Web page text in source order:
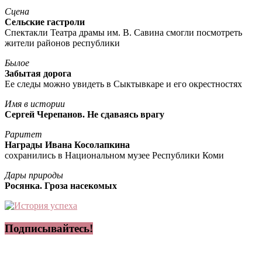
Сцена
Сельские гастроли
Спектакли Театра драмы им. В. Савина смогли посмотреть
жители районов республики
Былое
Забытая дорога
Ее следы можно увидеть в Сыктывкаре и его окрестностях
Имя в истории
Сергей Черепанов. Не сдаваясь врагу
Раритет
Награды Ивана Косолапкина
сохранились в Национальном музее Республики Коми
Дары природы
Росянка. Гроза насекомых
Подписывайтесь!